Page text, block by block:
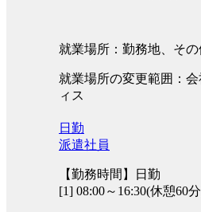
就業場所：勤務地、そ
就業場所の変更範囲：
ィス
日勤
派遣社員
【勤務時間】日勤
[1] 08:00～16:30(休憩60